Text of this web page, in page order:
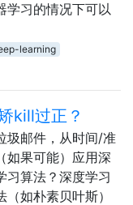
学习的情况下可以
learning
kill过正？
圾邮件，从时间/准
如果可能）应用深
习算法？深度学习
如朴素贝叶斯）